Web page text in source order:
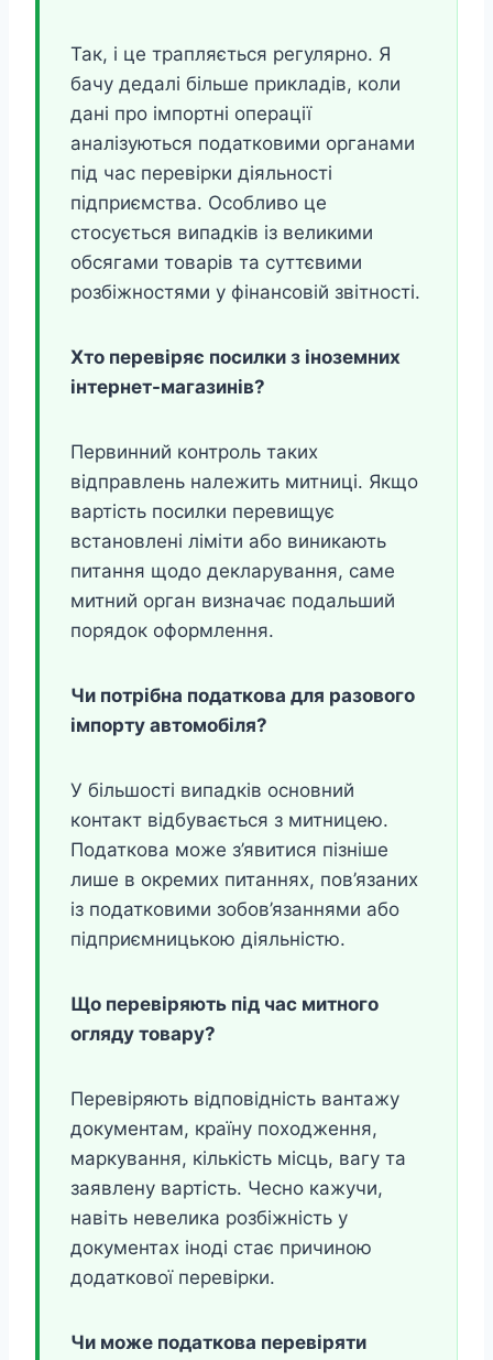
Так, і це трапляється регулярно. Я
бачу дедалі більше прикладів, коли
дані про імпортні операції
аналізуються податковими органами
під час перевірки діяльності
підприємства. Особливо це
стосується випадків із великими
обсягами товарів та суттєвими
розбіжностями у фінансовій звітності.
Хто перевіряє посилки з іноземних
інтернет-магазинів?
Первинний контроль таких
відправлень належить митниці. Якщо
вартість посилки перевищує
встановлені ліміти або виникають
питання щодо декларування, саме
митний орган визначає подальший
порядок оформлення.
Чи потрібна податкова для разового
імпорту автомобіля?
У більшості випадків основний
контакт відбувається з митницею.
Податкова може з’явитися пізніше
лише в окремих питаннях, пов’язаних
із податковими зобов’язаннями або
підприємницькою діяльністю.
Що перевіряють під час митного
огляду товару?
Перевіряють відповідність вантажу
документам, країну походження,
маркування, кількість місць, вагу та
заявлену вартість. Чесно кажучи,
навіть невелика розбіжність у
документах іноді стає причиною
додаткової перевірки.
Чи може податкова перевіряти